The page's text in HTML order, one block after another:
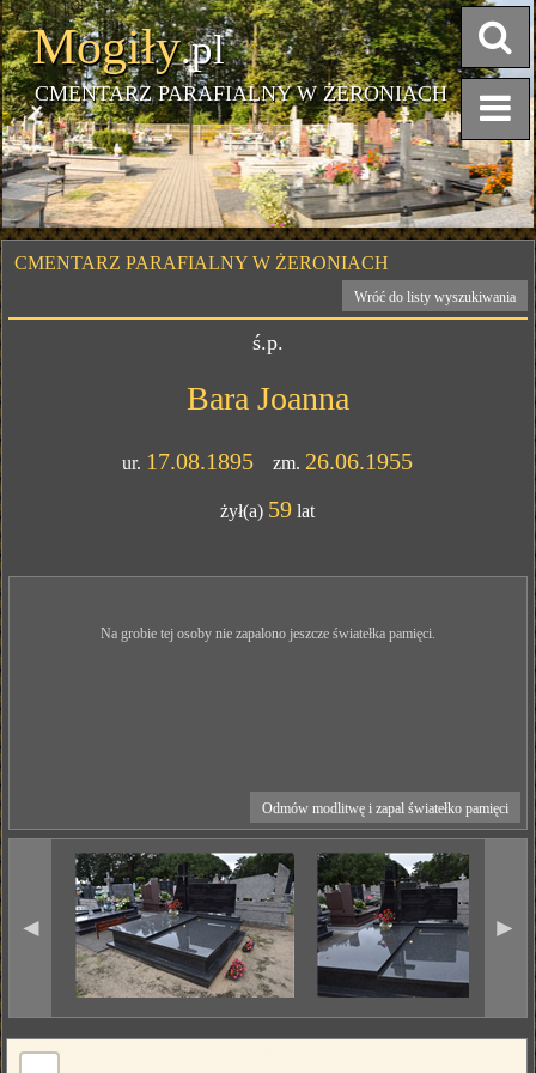
Mogiły.pl
CMENTARZ PARAFIALNY W ŻERONIACH
CMENTARZ PARAFIALNY W ŻERONIACH
Wróć do listy wyszukiwania
ś.p.
Bara Joanna
ur. 17.08.1895 zm. 26.06.1955
żył(a) 59 lat
Na grobie tej osoby nie zapalono jeszcze światełka pamięci.
Odmów modlitwę i zapal światełko pamięci
◄ ►